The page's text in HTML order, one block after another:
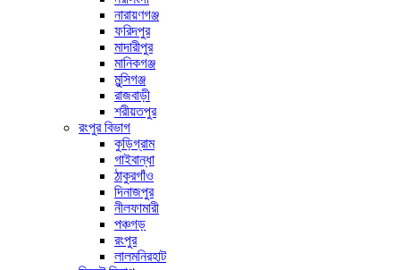
নারায়ণগঞ্জ
ফরিদপুর
মাদারীপুর
মানিকগঞ্জ
মুন্সিগঞ্জ
রাজবাড়ী
শরীয়তপুর
রংপুর বিভাগ
কুড়িগ্রাম
গাইবান্ধা
ঠাকুরগাঁও
দিনাজপুর
নীলফামারী
পঞ্চগড়
রংপুর
লালমনিরহাট